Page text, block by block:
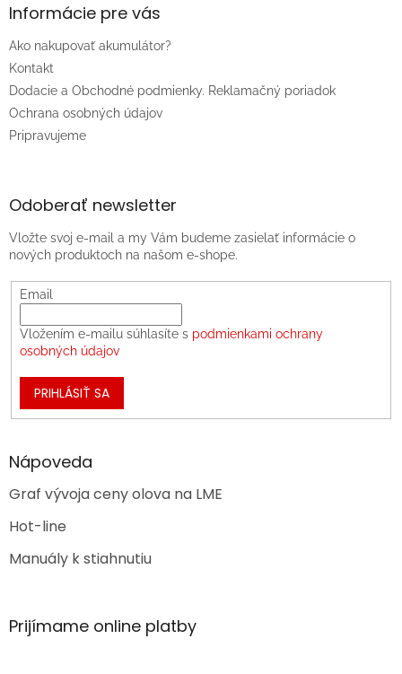
Informácie pre vás
Ako nakupovať akumulátor?
Kontakt
Dodacie a Obchodné podmienky. Reklamačný poriadok
Ochrana osobných údajov
Pripravujeme
Odoberať newsletter
Vložte svoj e-mail a my Vám budeme zasielať informácie o
nových produktoch na našom e-shope.
Email
Vložením e-mailu súhlasíte s podmienkami ochrany
osobných údajov
PRIHLÁSIŤ SA
Nápoveda
Graf vývoja ceny olova na LME
Hot-line
Manuály k stiahnutiu
Prijímame online platby